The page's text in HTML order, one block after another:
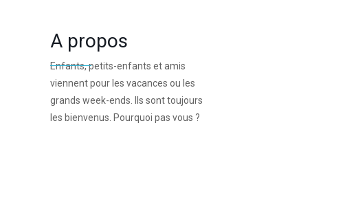
A propos
Enfants, petits-enfants et amis
viennent pour les vacances ou les
grands week-ends. Ils sont toujours
les bienvenus. Pourquoi pas vous ?